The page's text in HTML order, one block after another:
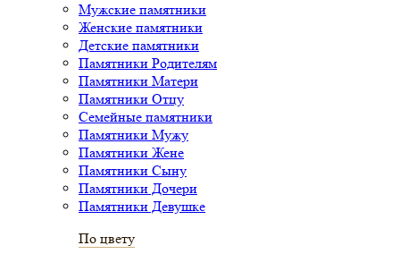
Мужские памятники
Женские памятники
Детские памятники
Памятники Родителям
Памятники Матери
Памятники Отцу
Семейные памятники
Памятники Мужу
Памятники Жене
Памятники Сыну
Памятники Дочери
Памятники Девушке
По цвету